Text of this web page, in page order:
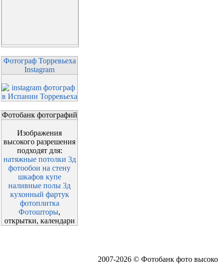
Фотограф Торревьеха
Instagram
Фотобанк фотографий
Изображения
высокого разрешения
подходят для:
натяжные потолки 3д
фотообои на стену
шкафов купе
наливные полы 3д
кухонный фартук
фотоплитка
Фотошторы,
открытки, календари
2007-2026 © Фотобанк фото